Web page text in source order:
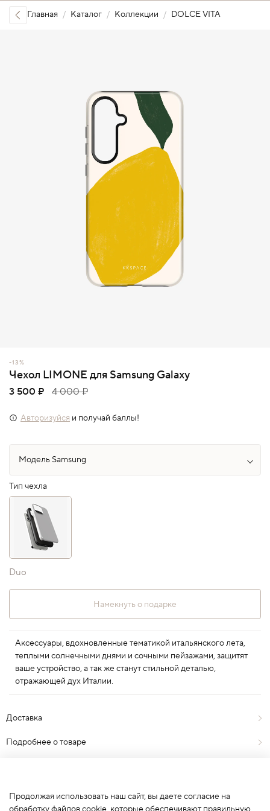
Главная Каталог Коллекции DOLCE VITA
-13%
Чехол LIMONE для Samsung Galaxy
3 500 ₽ 4 000 ₽
Авторизуйся и получай баллы!
Тип чехла
Duo
Намекнуть о подарке
Аксессуары, вдохновленные тематикой итальянского лета,
теплыми солнечными днями и сочными пейзажами, защитят
ваше устройство, а так же станут стильной деталью,
отражающей дух Италии.
Доставка
Подробнее о товаре
Продолжая использовать наш сайт, вы даете согласие на